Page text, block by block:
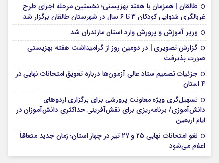
طالقان | همزمان با هفته بهزیستی؛ نخستین مرحله اجرای طرح
غربالگری شنوایی کودکان ۳ تا ۶ سال در شهرستان طالقان برگزار شد
وزیر آموزش و پرورش وارد استان مازندران شد
گزارش تصویری | در دومین روز از گرامیداشت هفته بهزیستی
صورت پذیرفت
جزئیات تصمیم ستاد عالی آزمون‌ها درباره تعویق امتحانات نهایی در
۴ استان
تسهیل‌گری ویژه معاونت پرورشی برای برگزاری اردوهای
دانش‌آموزی/ برنامه‌ریزی برای نقش‌آفرینی حداکثری دانش‌آموزان در
ایام اربعین
لغو امتحانات نهایی ۲۵ و ۲۷ تیر در چهار استان؛ زمان جدید متعاقباً
اعلام می‌شود